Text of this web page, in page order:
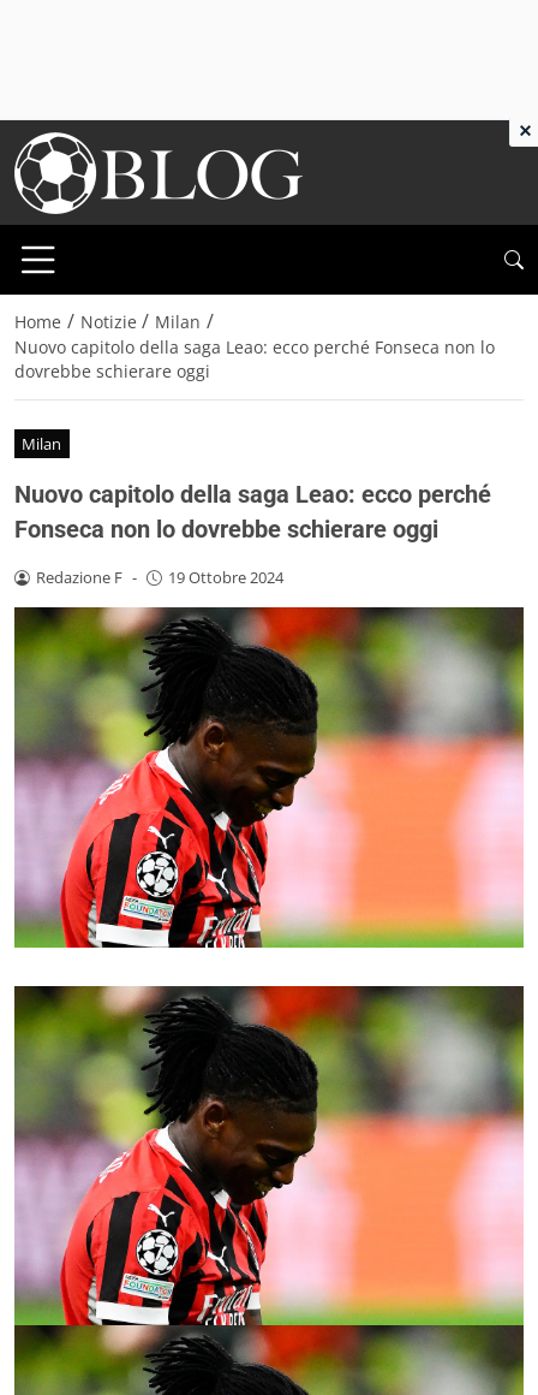
Home / Notizie / Milan /
Nuovo capitolo della saga Leao: ecco perché Fonseca non lo
dovrebbe schierare oggi
Milan
Nuovo capitolo della saga Leao: ecco perché
Fonseca non lo dovrebbe schierare oggi
Redazione F - 19 Ottobre 2024
×